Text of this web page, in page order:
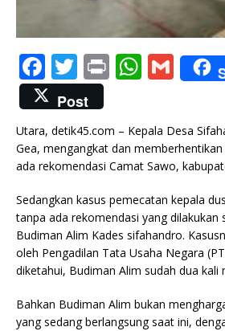
F
a
c
e
b
o
o
k
T
w
it
te
r
P
t
W
at
s
A
p
p
G
m
l
Post
Utara, detik45.com – Kepala Desa
Gea, mengangkat dan
ada rekomendasi Camat Sawo,
Sedangkan kasus pemecatan kepala
tanpa ada rekomendasi yang dilakukan
Budiman Alim Kades sifahandro.
oleh Pengadilan Tata Usaha Negara
diketahui, Budiman Alim sudah dua kali
Bahkan Budiman Alim bukan
yang sedang berlangsung saat ini,